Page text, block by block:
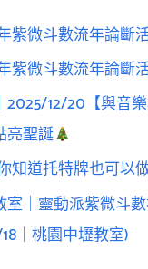
紫微斗數流年論斷
紫微斗數流年論斷
2025/12/20【與音
亮聖誕
知道托特牌也可以
室｜靈動派紫微斗
｜桃園中壢教室)